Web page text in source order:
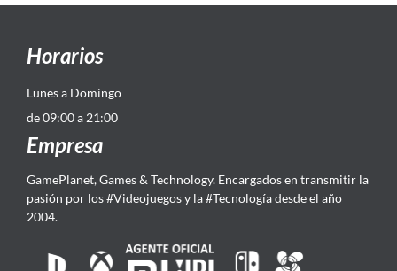
Horarios
Lunes a Domingo
de 09:00 a 21:00
Empresa
GamePlanet, Games & Technology. Encargados en transmitir la
pasión por los #Videojuegos y la #Tecnología desde el año
2004.